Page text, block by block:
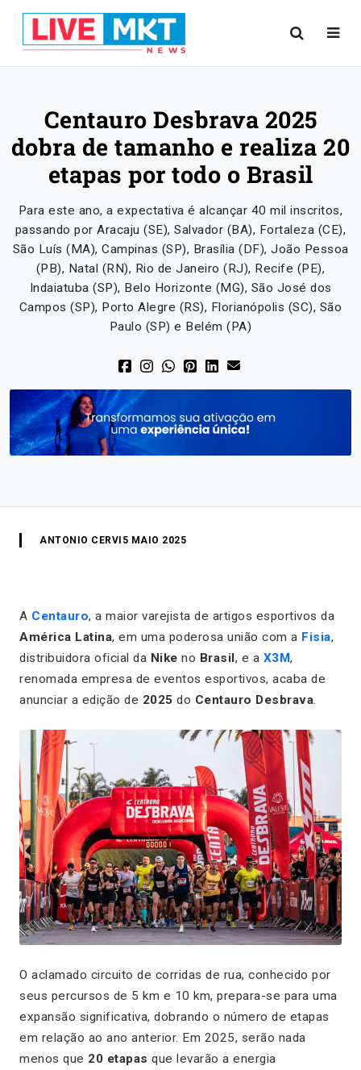
Centauro Desbrava 2025
dobra de tamanho e realiza 20
etapas por todo o Brasil
Para este ano, a expectativa é alcançar 40 mil inscritos,
passando por Aracaju (SE), Salvador (BA), Fortaleza (CE),
São Luís (MA), Campinas (SP), Brasília (DF), João Pessoa
(PB), Natal (RN), Rio de Janeiro (RJ), Recife (PE),
Indaiatuba (SP), Belo Horizonte (MG), São José dos
Campos (SP), Porto Alegre (RS), Florianópolis (SC), São
Paulo (SP) e Belém (PA)
ANTONIO CERVI 5 MAIO 2025
A Centauro, a maior varejista de artigos esportivos da
América Latina, em uma poderosa união com a Fisia,
distribuidora oficial da Nike no Brasil, e a X3M,
renomada empresa de eventos esportivos, acaba de
anunciar a edição de 2025 do Centauro Desbrava.
O aclamado circuito de corridas de rua, conhecido por
seus percursos de 5 km e 10 km, prepara-se para uma
expansão significativa, dobrando o número de etapas
em relação ao ano anterior. Em 2025, serão nada
menos que 20 etapas que levarão a energia